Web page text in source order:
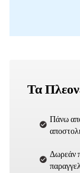
Τα
Πάνω
Δωρεάν